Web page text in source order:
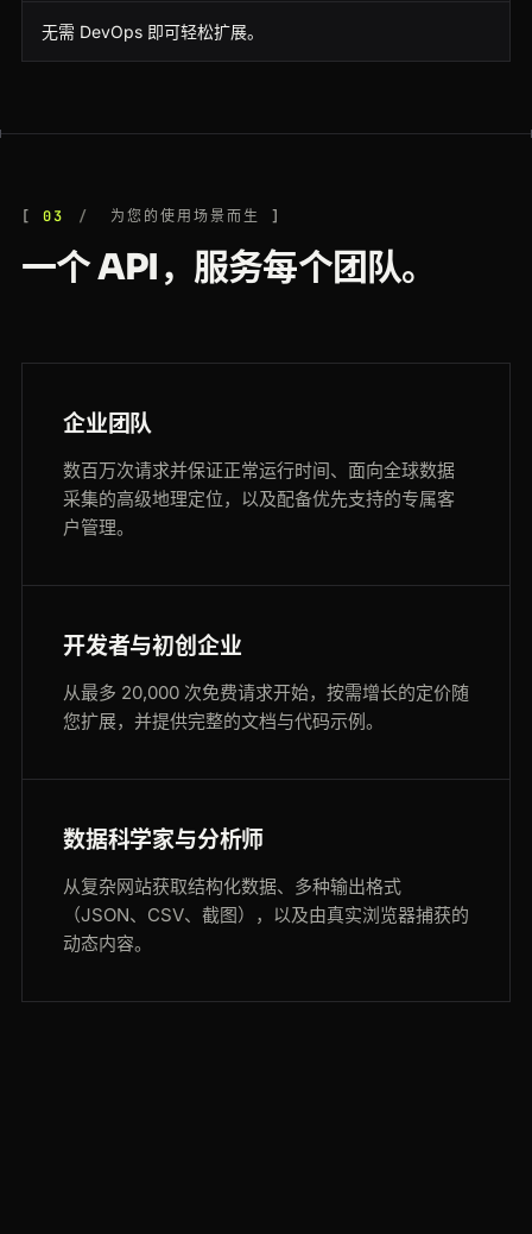
无需 DevOps 即可轻松扩展。
03 为您的使用场景而生
一个 API，服务每个团队。
企业团队
数百万次请求并保证正常运行时间、面向全球数据
采集的高级地理定位，以及配备优先支持的专属客
户管理。
开发者与初创企业
从最多 20,000 次免费请求开始，按需增长的定价随
您扩展，并提供完整的文档与代码示例。
数据科学家与分析师
从复杂网站获取结构化数据、多种输出格式
（JSON、CSV、截图），以及由真实浏览器捕获的
动态内容。